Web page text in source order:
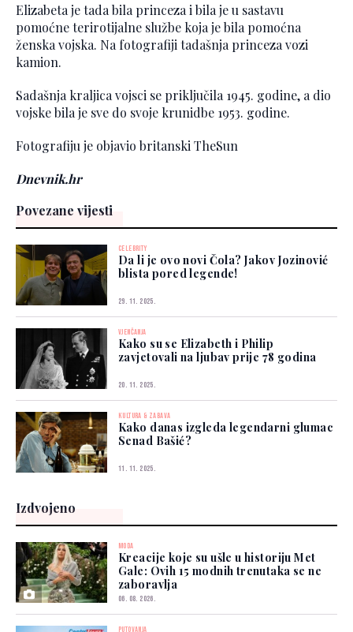
Elizabeta je tada bila princeza i bila je u sastavu
pomoćne terirotijalne službe koja je bila pomoćna
ženska vojska. Na fotografiji tadašnja princeza vozi
kamion.
Sadašnja kraljica vojsci se priključila 1945. godine, a dio
vojske bila je sve do svoje krunidbe 1953. godine.
Fotografiju je objavio britanski TheSun
Dnevnik.hr
Povezane vijesti
CELEBRITY
Da li je ovo novi Čola? Jakov Jozinović
blista pored legende!
29. 11. 2025.
VJENČANJA
Kako su se Elizabeth i Philip
zavjetovali na ljubav prije 78 godina
20. 11. 2025.
KULTURA & ZABAVA
Kako danas izgleda legendarni glumac
Senad Bašić?
11. 11. 2025.
Izdvojeno
MODA
Kreacije koje su ušle u historiju Met
Gale: Ovih 15 modnih trenutaka se ne
zaboravlja
06. 08. 2026.
PUTOVANJA